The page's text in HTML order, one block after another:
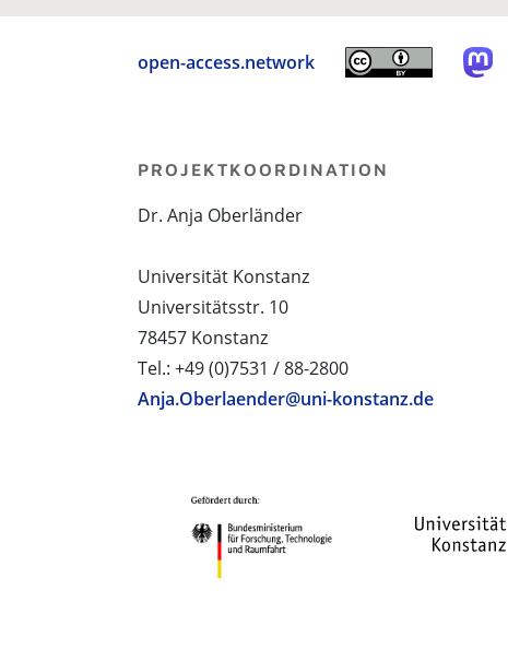
open-access.network
PROJEKTKOORDINATION
Dr. Anja Oberländer
Universität Konstanz
Universitätsstr. 10
78457 Konstanz
Tel.: +49 (0)7531 / 88-2800
Anja.Oberlaender@uni-konstanz.de